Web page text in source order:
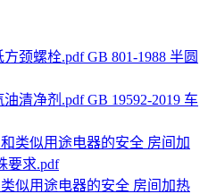
GB 801-1988 半圆
GB 19592-2019 车
似用途电器的安全 房间加热